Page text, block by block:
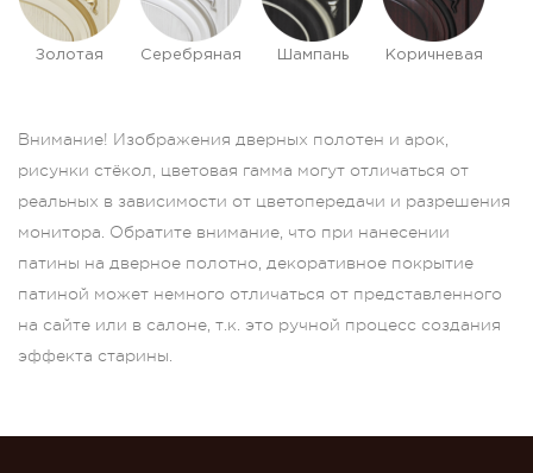
Золотая Серебряная Шампань Коричневая
Внимание! Изображения дверных полотен и арок,
рисунки стёкол, цветовая гамма могут отличаться от
реальных в зависимости от цветопередачи и разрешения
монитора. Обратите внимание, что при нанесении
патины на дверное полотно, декоративное покрытие
патиной может немного отличаться от представленного
на сайте или в салоне, т.к. это ручной процесс создания
эффекта старины.